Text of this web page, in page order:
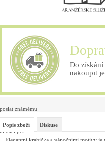
Do
nakoupit
poslat známému
hlídací pes
Popis zboží Diskuse